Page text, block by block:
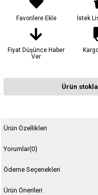
Favorilere Ekle İstek
Fiyat Düşünce Haber
Ver
Ürün
Ürün Özellikleri
Yorumlar(0)
Ödeme Seçenekleri
Ürün Önerileri